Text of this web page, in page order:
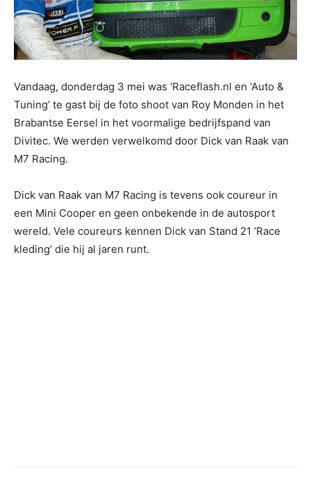
Vandaag, donderdag 3 mei was ‘Raceflash.nl en ‘Auto &
Tuning’ te gast bij de foto shoot van Roy Monden in het
Brabantse Eersel in het voormalige bedrijfspand van
Divitec. We werden verwelkomd door Dick van Raak van
M7 Racing.
Dick van Raak van M7 Racing is tevens ook coureur in
een Mini Cooper en geen onbekende in de autosport
wereld. Vele coureurs kennen Dick van Stand 21 ‘Race
kleding’ die hij al jaren runt.